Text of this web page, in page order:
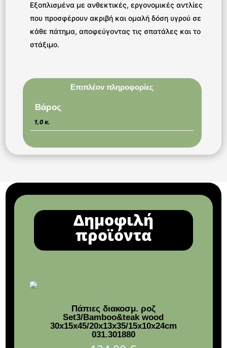
Εξοπλισμένα με ανθεκτικές, εργονομικές αντλίες
που προσφέρουν ακριβή και ομαλή δόση υγρού σε
κάθε πάτημα, αποφεύγοντας τις σπατάλες και το
στάξιμο.
Επιπλέον πληροφορίες
Βάρος
1,0 κ.
Δημοφιλή
προϊόντα
Πάπιες διακοσμ. ροζ
Set3/Bamboo&teak wood
30x15x45/20x13x35/15x10x24cm
031.301880